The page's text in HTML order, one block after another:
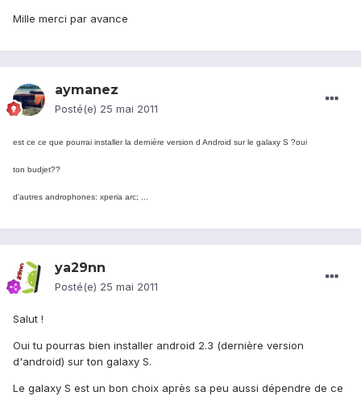
Mille merci par avance
aymanez
Posté(e) 25 mai 2011
est ce ce que pourrai installer la dernière version d Android sur le galaxy S ?oui
ton budjet??
d'autres androphones: xperia arc; ...
ya29nn
Posté(e) 25 mai 2011
Salut !
Oui tu pourras bien installer android 2.3 (dernière version
d'android) sur ton galaxy S.
Le galaxy S est un bon choix après sa peu aussi dépendre de ce